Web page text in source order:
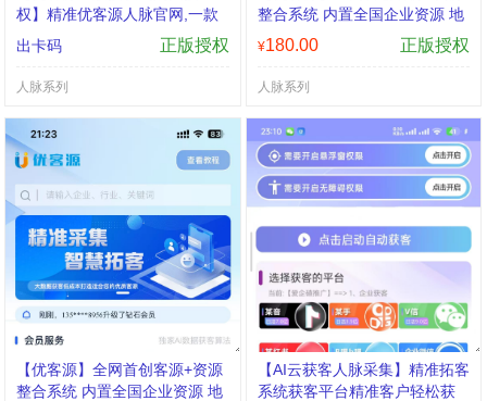
权】精准优客源人脉官网,一款
精准人脉获客多功能采集软件
出卡码 正版授权
人脉系列
整合系统 内置全国企业资源 地
图商家
¥180.00 正版授权
人脉系列
【优客源】全网首创客源+资源
整合系统 内置全国企业资源 地
【AI云获客人脉采集】精准拓客
系统获客平台精准客户轻松获